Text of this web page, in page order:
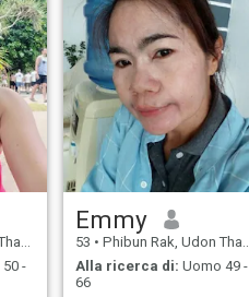
-
Emmy
53 • Phibun Rak, Udon Thani, Thailandia
Alla ricerca di: Uomo 49 -
66